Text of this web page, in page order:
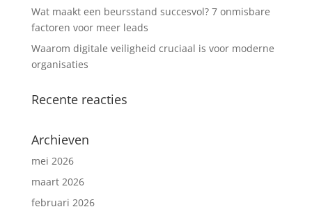
Wat maakt een beursstand succesvol? 7 onmisbare
factoren voor meer leads
Waarom digitale veiligheid cruciaal is voor moderne
organisaties
Recente reacties
Archieven
mei 2026
maart 2026
februari 2026